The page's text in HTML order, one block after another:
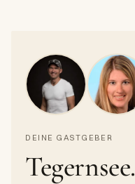
DEINE GASTGEBER
Tegernsee.